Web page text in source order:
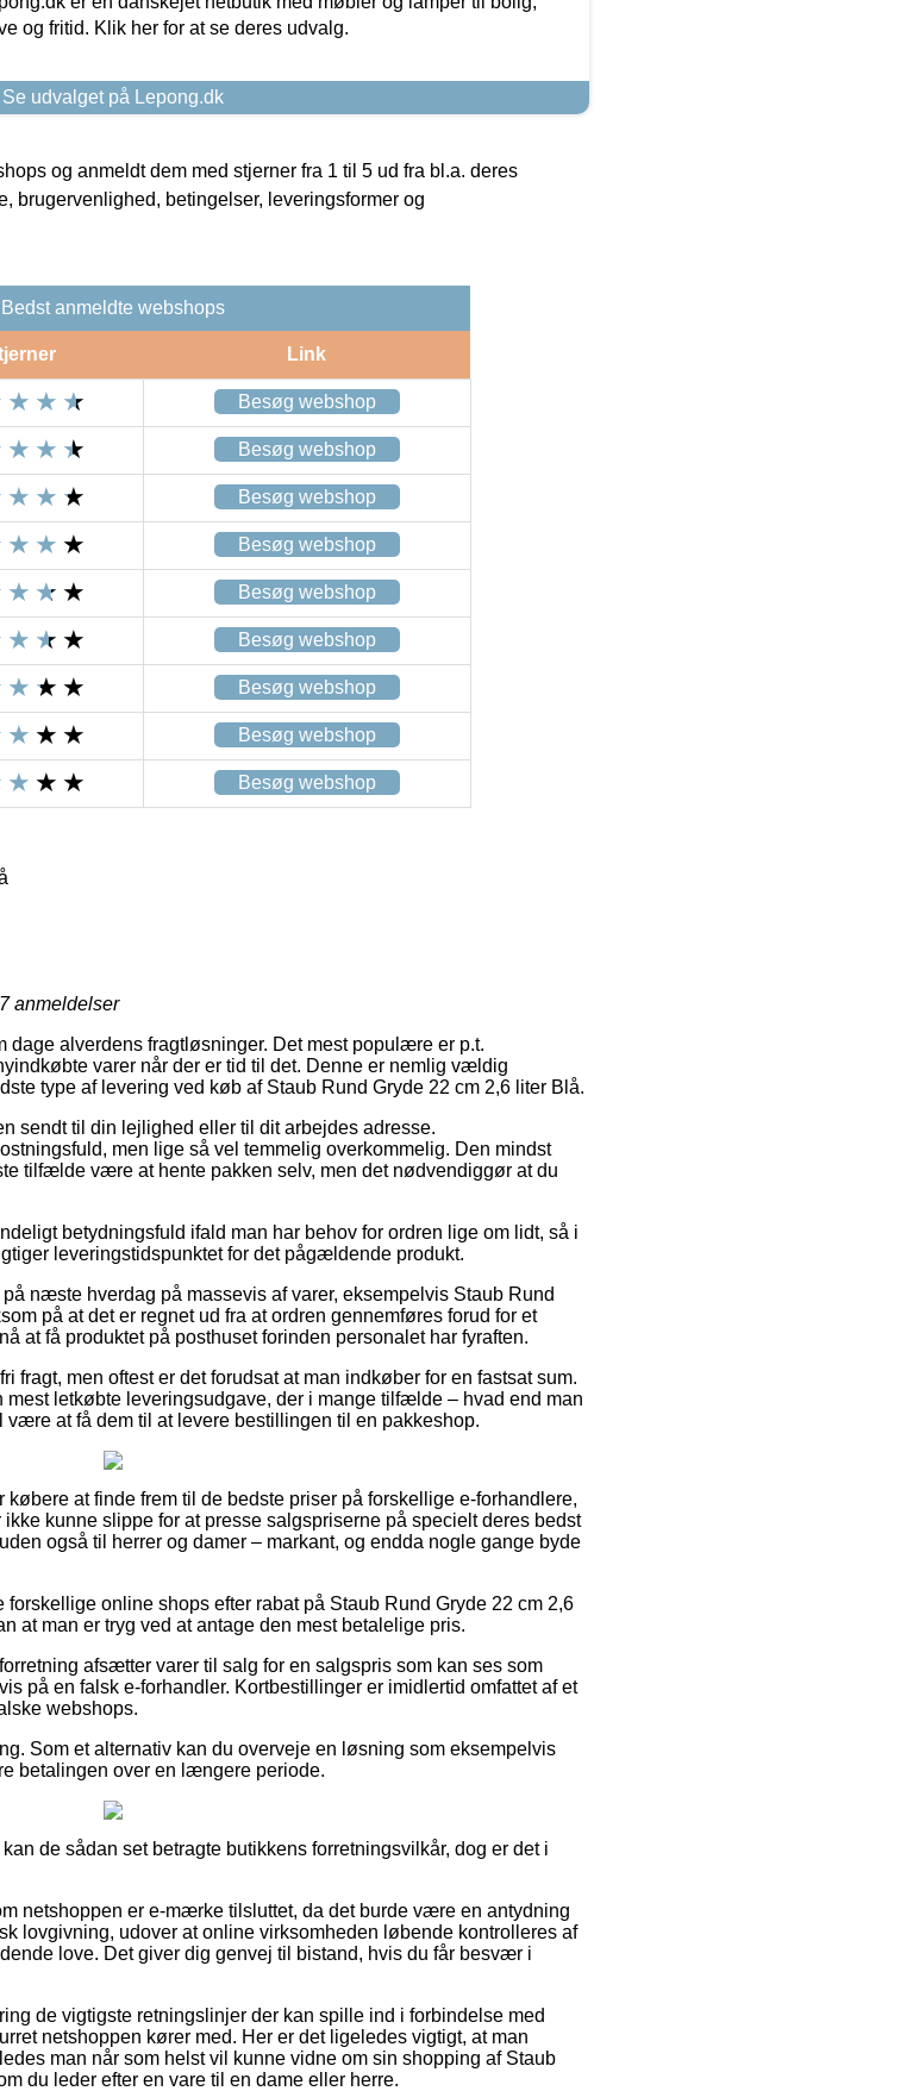
og fritid. Klik her for at se deres udvalg.
Se udvalget på Lepong.dk
og anmeldt dem med stjerner fra 1 til 5 ud fra bl.a. deres
brugervenlighed, betingelser, leveringsformer og
Bedst anmeldte webshops
Link
Besøg webshop
Besøg webshop
Besøg webshop
Besøg webshop
Besøg webshop
Besøg webshop
Besøg webshop
Besøg webshop
Besøg webshop
anmeldelser
dage alverdens fragtløsninger. Det mest populære er p.t.
varer når der er tid til det. Denne er nemlig vældig
type af levering ved køb af Staub Rund Gryde 22 cm 2,6 liter Blå.
sendt til din lejlighed eller til dit arbejdes adresse.
men lige så vel temmelig overkommelig. Den mindst
tilfælde være at hente pakken selv, men det nødvendiggør at du
betydningsfuld ifald man har behov for ordren lige om lidt, så i
leveringstidspunktet for det pågældende produkt.
næste hverdag på massevis af varer, eksempelvis Staub Rund
på at det er regnet ud fra at ordren gennemføres forud for et
at få produktet på posthuset forinden personalet har fyraften.
fragt, men oftest er det forudsat at man indkøber for en fastsat sum.
letkøbte leveringsudgave, der i mange tilfælde – hvad end man
at få dem til at levere bestillingen til en pakkeshop.
købere at finde frem til de bedste priser på forskellige e-forhandlere,
kunne slippe for at presse salgspriserne på specielt deres bedst
også til herrer og damer – markant, og endda nogle gange byde
online shops efter rabat på Staub Rund Gryde 22 cm 2,6
at man er tryg ved at antage den mest betalelige pris.
afsætter varer til salg for en salgspris som kan ses som
på en falsk e-forhandler. Kortbestillinger er imidlertid omfattet af et
webshops.
Som et alternativ kan du overveje en løsning som eksempelvis
betalingen over en længere periode.
de sådan set betragte butikkens forretningsvilkår, dog er det i
netshoppen er e-mærke tilsluttet, da det burde være en antydning
lovgivning, udover at online virksomheden løbende kontrolleres af
love. Det giver dig genvej til bistand, hvis du får besvær i
de vigtigste retningslinjer der kan spille ind i forbindelse med
netshoppen kører med. Her er det ligeledes vigtigt, at man
man når som helst vil kunne vidne om sin shopping af Staub
du leder efter en vare til en dame eller herre.